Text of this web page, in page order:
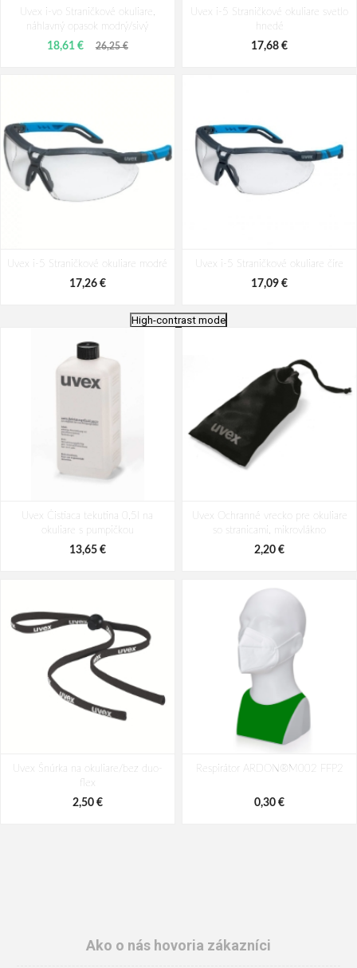
Uvex i-vo Straničkové okuliare,
náhlavný opasok modrý/sivý
18,61 € 26,25 €
Uvex i-5 Straničkové okuliare svetlo
hnedé
17,68 €
Uvex i-5 Straničkové okuliare modré
17,26 €
Uvex i-5 Straničkové okuliare číre
17,09 €
18,36 €
okuliare bielo/čierne
23,87 €
High-contrast mode
Uvex Čistiaca tekutina 0,5l na
okuliare s pumpičkou
13,65 €
Uvex Ochranné vrecko pre okuliare
so stranicami, mikrovlákno
2,20 €
Uvex Šnúrka na okuliare/bez duo-
flex
2,50 €
Respirátor ARDON®M002 FFP2
0,30 €
Ako o nás hovoria zákazníci